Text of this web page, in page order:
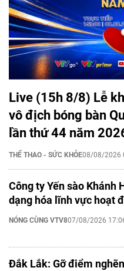
Live (15h 8/8) Lễ
vô địch bóng bàn
lần thứ 44 năm
THỂ THAO - SỨC KHỎE08/08/2026
Công ty Yến sào Khánh
dạng hóa lĩnh vực hoạt
NÓNG CÙNG VTV807/08/2026
Đắk Lắk: Gỡ điểm